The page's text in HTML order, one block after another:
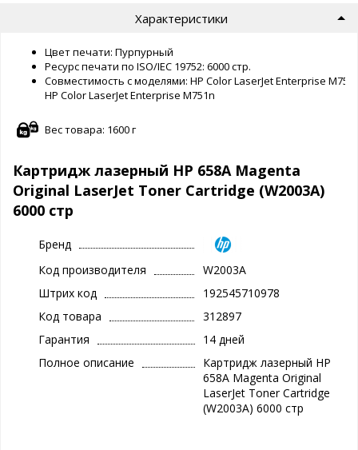
Характеристики
Цвет печати: Пурпурный
Ресурс печати по ISO/IEC 19752: 6000 стр.
Совместимость с моделями: HP Color LaserJet Enterprise
HP Color LaserJet Enterprise M751n
Вес товара: 1600 г
Картридж лазерный HP 658A Magenta
Original LaserJet Toner Cartridge (W2003A)
6000 стр
Бренд
Код производителя
W2003A
Штрих код
192545710978
Код товара
312897
Гарантия
14 дней
Полное описание
Картридж лазерный HP
658A Magenta Original
LaserJet Toner Cartridge
(W2003A) 6000 стр